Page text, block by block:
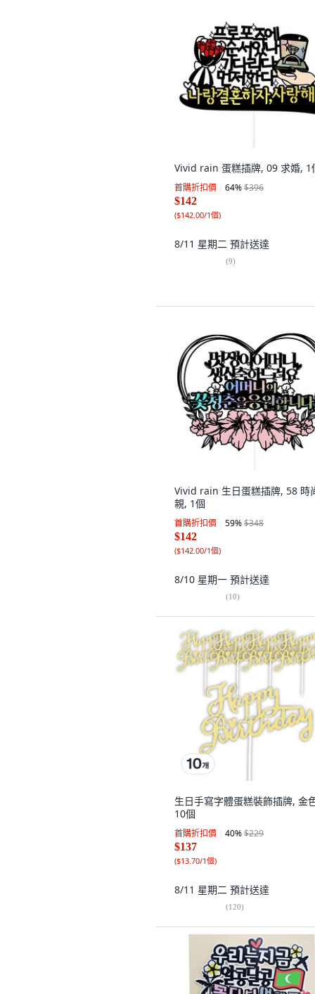
Vivid rain 蛋糕插牌, 09 求婚, 1
首購折扣價 64%$396
$142
($142.00/1個)
8/11 星期二 預計送達
(9)
Vivid rain 生日蛋糕插牌, 58 時
親, 1個
首購折扣價 59%$348
$142
($142.00/1個)
8/10 星期一 預計送達
(10)
生日手寫字體蛋糕裝飾插牌, 金
10個
首購折扣價 40%$229
$137
($13.70/1個)
8/11 星期二 預計送達
(120)